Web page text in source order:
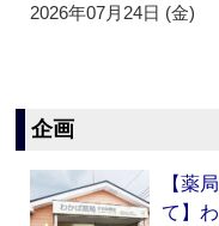
2026年07月24日 (金)
企画
【薬
て】